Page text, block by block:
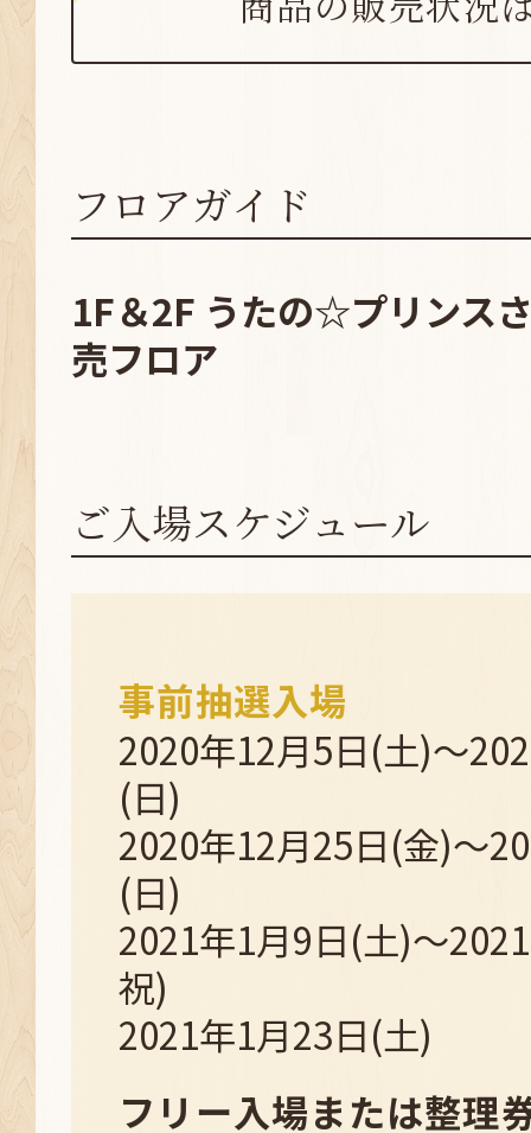
フロアガイド
1F＆2F うたの☆プリンス
売フロア
ご入場スケジュール
事前抽選入場
2020年12月5日(土)～
(日)
2020年12月25日(金)～
(日)
2021年1月9日(土)～
祝)
2021年1月23日(土)
フリー入場または整理